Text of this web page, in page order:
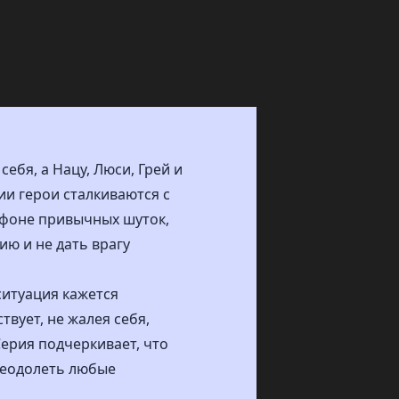
а Нацу, Люси, Грей и
герои сталкиваются с
фоне привычных шуток,
и не дать врагу
кажется
не жалея себя,
подчеркивает, что
любые